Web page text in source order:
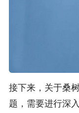
接下来，关于桑
题，需要进行深